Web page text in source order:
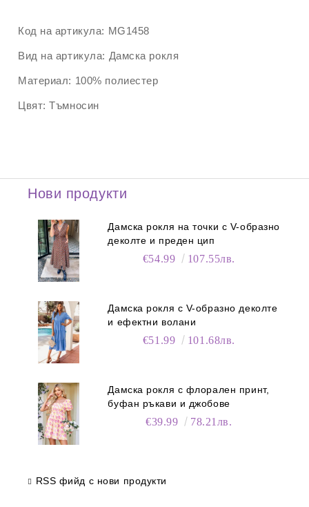
Код на артикула: MG1458
Вид на артикула: Дамска рокля
Материал: 100% полиестер
Цвят: Тъмносин
Нови продукти
Дамска рокля на точки с V-образно
деколте и преден цип
€54.99 107.55лв.
Дамска рокля с V-образно деколте
и ефектни волани
€51.99 101.68лв.
Дамска рокля с флорален принт,
буфан ръкави и джобове
€39.99 78.21лв.
RSS фийд с нови продукти